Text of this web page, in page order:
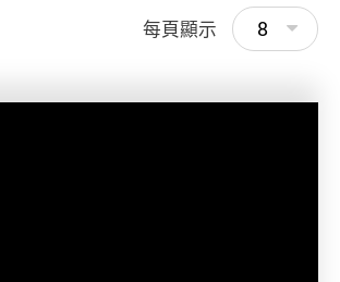
每頁顯示 8